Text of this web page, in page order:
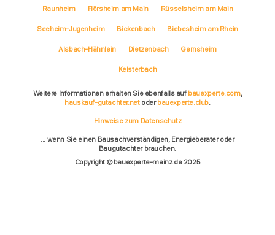
Raunheim Flörsheim am Main Rüsselsheim am Main
Seeheim-Jugenheim Bickenbach Biebesheim am Rhein
Alsbach-Hähnlein Dietzenbach Gernsheim
Kelsterbach
Weitere Informationen erhalten Sie ebenfalls auf bauexperte.com,
hauskauf-gutachter.netoderbauexperte.club.
Hinweise zum Datenschutz
... wenn Sie einen Bausachverständigen, Energieberater oder
Baugutachter brauchen.
Copyright © bauexperte-mainz.de 2025